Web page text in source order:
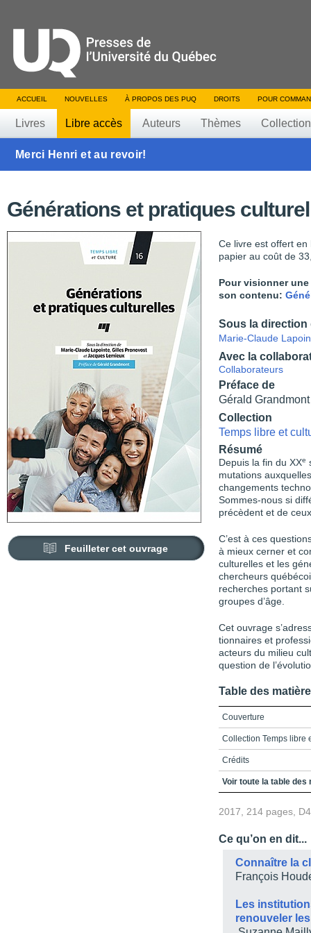
ACCUEIL NOUVELLES À PROPOS DES PUQ DROITS POUR
Livres Libre accès Auteurs Thèmes
Merci Henri et au revoir!
Générations et pratiques
Feuilleter cet ouvrage
Ce livre est offert en
papier au coût de
Pour visionner
son contenu:
Sous la direction
Marie-Claude
Avec la
Collaborateurs
Préface de
Gérald Grandmont
Collection
Temps libre et
Résumé
Depuis la fin du XXe
mutations
change­ments
Sommes-nous si
précèdent et de
C’est à ces
à mieux cerner et
culturelles et les
chercheurs
recherches portant
groupes d’âge.
Cet ouvrage
tionnaires et
acteurs du milieu
question de
Table des
Couverture
Collection Temps libre
Crédits
Préface
Liste des sigles
Introduction
3. / Les parents :
Voir toute la table des
2017, 214 pages,
Ce qu’on en dit...
Connaître la
François
Les
renouveler